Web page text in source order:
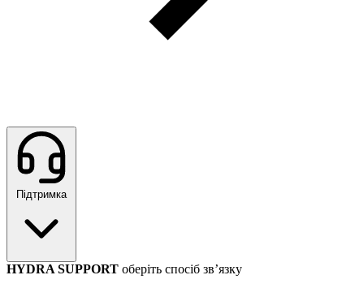
Підтримка
HYDRA SUPPORT оберіть спосіб зв’язку